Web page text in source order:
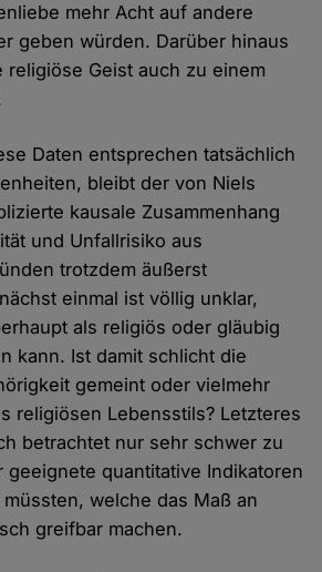
mehr Acht auf andere
geben würden. Darüber hinaus
Geist auch zu einem
Daten entsprechen tatsächlich
bleibt der von Niels
kausale Zusammenhang
und Unfallrisiko aus
trotzdem äußerst
einmal ist völlig unklar,
als religiös oder gläubig
kann. Ist damit schlicht die
gemeint oder vielmehr
religiösen Lebensstils? Letzteres
betrachtet nur sehr schwer zu
geeignete quantitative Indikatoren
welche das Maß an
greifbar machen.